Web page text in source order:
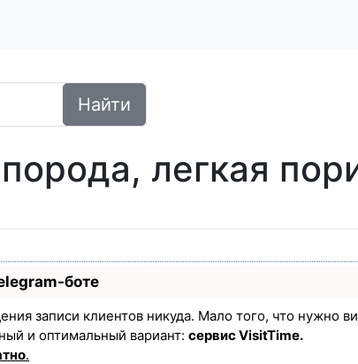
Найти
легкая
боте
записи клиентов никуда. Мало того, что нужно
и оптимальный вариант: сервис VisitTime.
.